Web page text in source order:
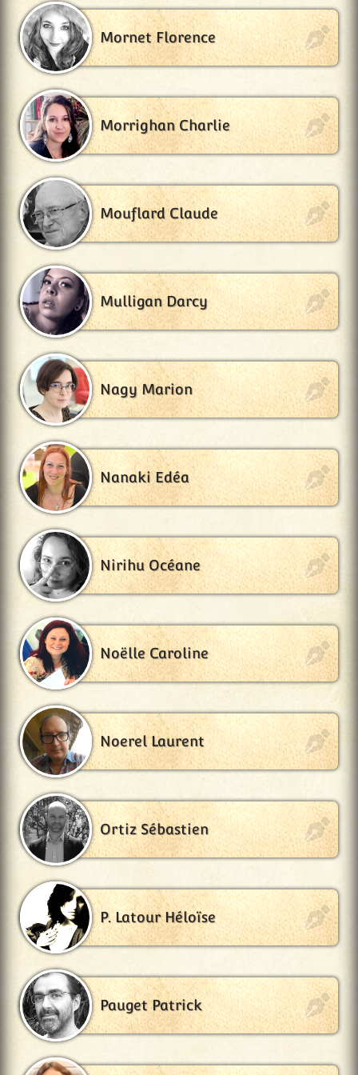
Mornet Florence
Morrighan Charlie
Mouflard Claude
Mulligan Darcy
Nagy Marion
Nanaki Edéa
Nirihu Océane
Noëlle Caroline
Noerel Laurent
Ortiz Sébastien
P. Latour Héloïse
Pauget Patrick